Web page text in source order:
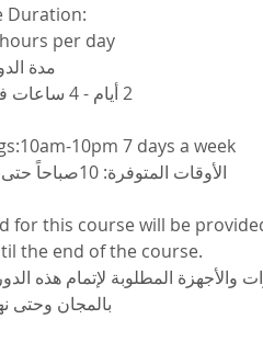
Duration:
per day
مدة
2 أيام - 4 ساعات في اليوم الواحد
10pm 7 days a week
الأوقات المتوفرة: 10صباحاً حتى 10 مساءً 7 أيام في الأسبوع
for this course will be
the end of the course.
والأجهزة المطلوبة لإتمام هذه
بالمجان وحتى